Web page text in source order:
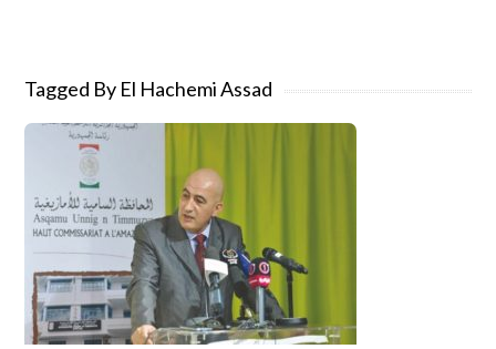
Tagged By El Hachemi Assad